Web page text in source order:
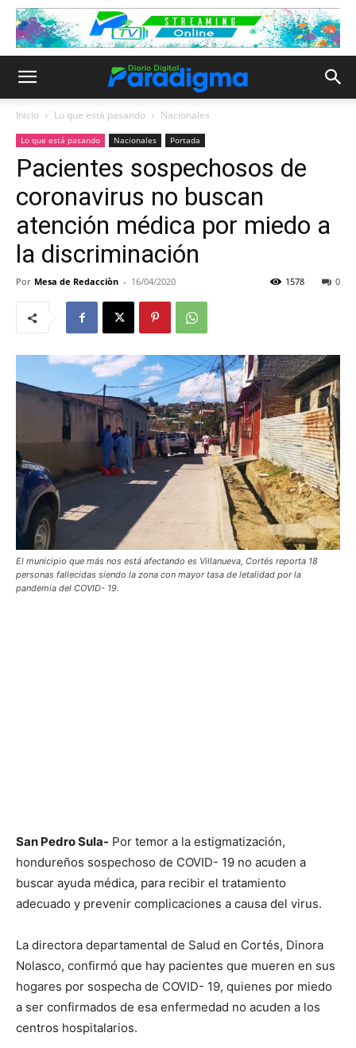
Inicio Lo que está pasando Nacionales
Lo que está pasando Nacionales Portada
Pacientes sospechosos de
coronavirus no buscan
atención médica por miedo a
la discriminación
Por Mesa de Redacciòn - 16/04/2020 0
1578
El municipio que más nos está afectando es Villanueva, Cortés reporta 18
personas fallecidas siendo la zona con mayor tasa de letalidad por la
pandemia del COVID- 19.
San Pedro Sula- Por temor a la estigmatización,
hondureños sospechoso de COVID- 19 no acuden a
buscar ayuda médica, para recibir el tratamiento
adecuado y prevenir complicaciones a causa del virus.
La directora departamental de Salud en Cortés, Dinora
Nolasco, confirmó que hay pacientes que mueren en sus
hogares por sospecha de COVID- 19, quienes por miedo
a ser confirmados de esa enfermedad no acuden a los
centros hospitalarios.